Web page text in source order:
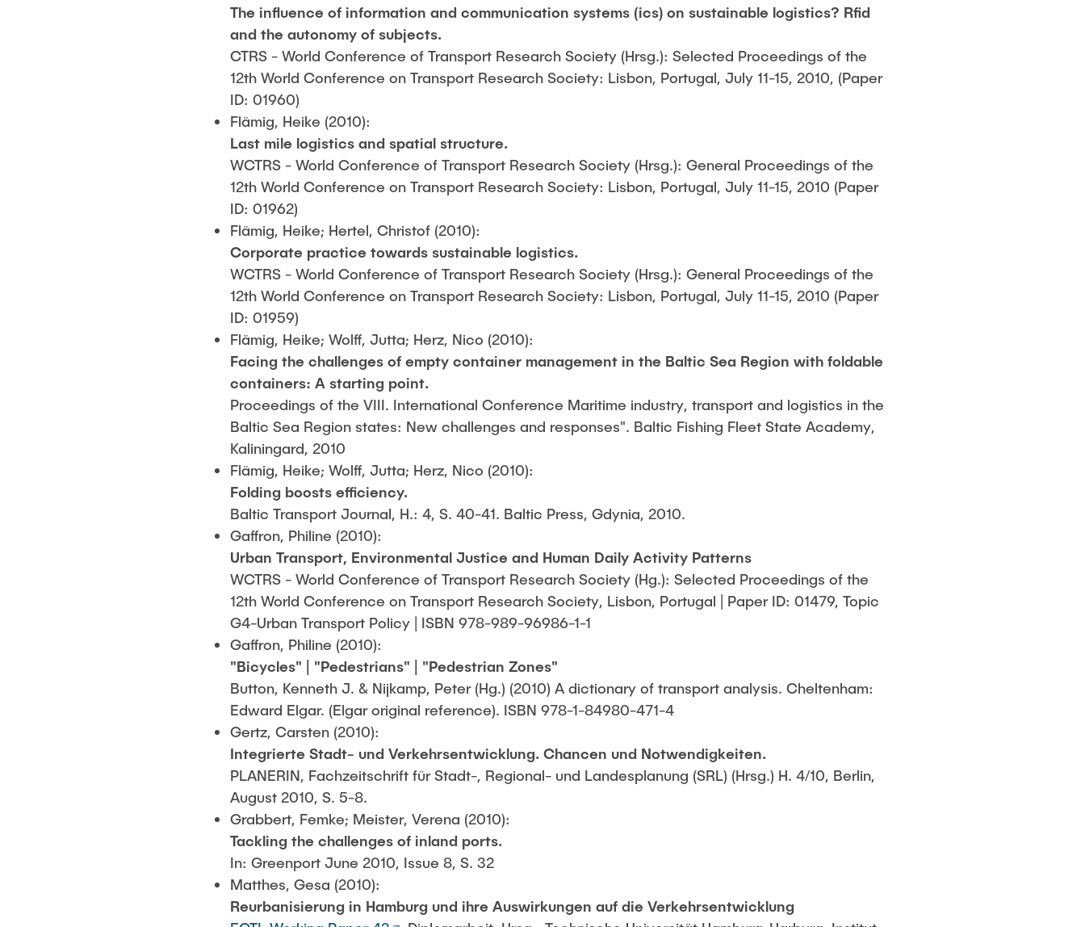
The influence of information and communication systems (ics) on sustainable logistics? Rfid
and the autonomy of subjects.
CTRS - World Conference of Transport Research Society (Hrsg.): Selected Proceedings of the
12th World Conference on Transport Research Society: Lisbon, Portugal, July 11-15, 2010, (Paper
ID: 01960)
Flämig, Heike (2010):
Last mile logistics and spatial structure.
WCTRS - World Conference of Transport Research Society (Hrsg.): General Proceedings of the
12th World Conference on Transport Research Society: Lisbon, Portugal, July 11-15, 2010 (Paper
ID: 01962)
Flämig, Heike; Hertel, Christof (2010):
Corporate practice towards sustainable logistics.
WCTRS - World Conference of Transport Research Society (Hrsg.): General Proceedings of the
12th World Conference on Transport Research Society: Lisbon, Portugal, July 11-15, 2010 (Paper
ID: 01959)
Flämig, Heike; Wolff, Jutta; Herz, Nico (2010):
Facing the challenges of empty container management in the Baltic Sea Region with foldable
containers: A starting point.
Proceedings of the VIII. International Conference Maritime industry, transport and logistics in the
Baltic Sea Region states: New challenges and responses". Baltic Fishing Fleet State Academy,
Kaliningard, 2010
Flämig, Heike; Wolff, Jutta; Herz, Nico (2010):
Folding boosts efficiency.
Baltic Transport Journal, H.: 4, S. 40-41. Baltic Press, Gdynia, 2010.
Gaffron, Philine (2010):
Urban Transport, Environmental Justice and Human Daily Activity Patterns
WCTRS - World Conference of Transport Research Society (Hg.): Selected Proceedings of the
12th World Conference on Transport Research Society, Lisbon, Portugal | Paper ID: 01479, Topic
G4-Urban Transport Policy | ISBN 978-989-96986-1-1
Gaffron, Philine (2010):
"Bicycles" | "Pedestrians" | "Pedestrian Zones"
Button, Kenneth J. & Nijkamp, Peter (Hg.) (2010) A dictionary of transport analysis. Cheltenham:
Edward Elgar. (Elgar original reference). ISBN 978-1-84980-471-4
Gertz, Carsten (2010):
Integrierte Stadt- und Verkehrsentwicklung. Chancen und Notwendigkeiten.
PLANERIN, Fachzeitschrift für Stadt-, Regional- und Landesplanung (SRL) (Hrsg.) H. 4/10, Berlin,
August 2010, S. 5-8.
Grabbert, Femke; Meister, Verena (2010):
Tackling the challenges of inland ports.
In: Greenport June 2010, Issue 8, S. 32
Matthes, Gesa (2010):
Reurbanisierung in Hamburg und ihre Auswirkungen auf die Verkehrsentwicklung